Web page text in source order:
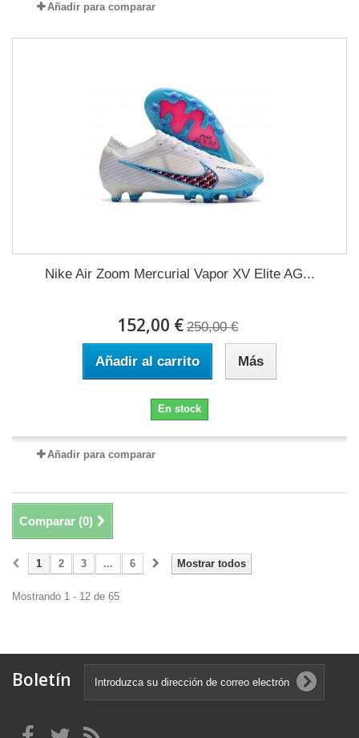
Añadir para comparar
Nike Air Zoom Mercurial Vapor XV Elite AG...
152,00 € 250,00 €
Añadir al carrito Más
En stock
Añadir para comparar
Comparar (0)
Mostrar todos
1 2 3 ... 6
Mostrando 1 - 12 de 65
Boletín